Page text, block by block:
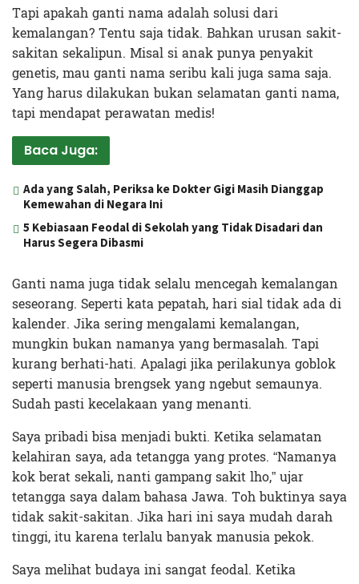
Tapi apakah ganti nama adalah solusi dari
kemalangan? Tentu saja tidak. Bahkan urusan sakit-
sakitan sekalipun. Misal si anak punya penyakit
genetis, mau ganti nama seribu kali juga sama saja.
Yang harus dilakukan bukan selamatan ganti nama,
tapi mendapat perawatan medis!
Baca Juga:
Ada yang Salah, Periksa ke Dokter Gigi Masih Dianggap
Kemewahan di Negara Ini
5 Kebiasaan Feodal di Sekolah yang Tidak Disadari dan
Harus Segera Dibasmi
Ganti nama juga tidak selalu mencegah kemalangan
seseorang. Seperti kata pepatah, hari sial tidak ada di
kalender. Jika sering mengalami kemalangan,
mungkin bukan namanya yang bermasalah. Tapi
kurang berhati-hati. Apalagi jika perilakunya goblok
seperti manusia brengsek yang ngebut semaunya.
Sudah pasti kecelakaan yang menanti.
Saya pribadi bisa menjadi bukti. Ketika selamatan
kelahiran saya, ada tetangga yang protes. “Namanya
kok berat sekali, nanti gampang sakit lho,” ujar
tetangga saya dalam bahasa Jawa. Toh buktinya saya
tidak sakit-sakitan. Jika hari ini saya mudah darah
tinggi, itu karena terlalu banyak manusia pekok.
Saya melihat budaya ini sangat feodal. Ketika